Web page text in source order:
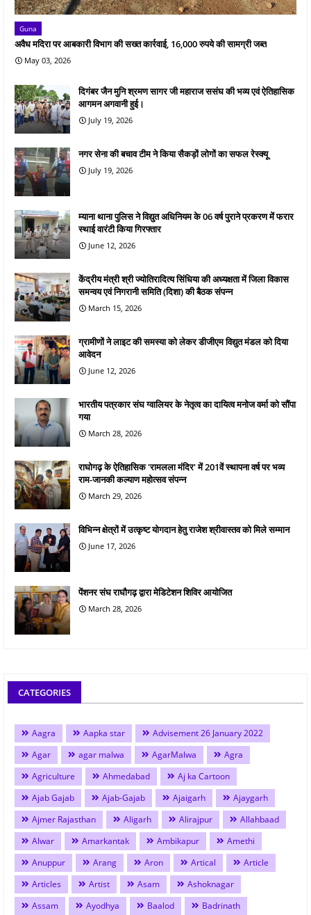
Guna
अवैध मदिरा पर आबकारी विभाग की सख्त कार्रवाई, 16,000 रुपये की सामग्री जब्त
May 03, 2026
दिगंबर जैन मुनि श्रमण सागर जी महाराज ससंघ की भव्य एवं ऐतिहासिक
आगमन अगवानी हुई।
July 19, 2026
नगर सेना की बचाव टीम ने किया सैकड़ों लोगों का सफल रेस्क्यू
July 19, 2026
म्याना थाना पुलिस ने विद्युत अधिनियम के 06 वर्ष पुराने प्रकरण में फरार
स्थाई वारंटी किया गिरफ्तार
June 12, 2026
केंद्रीय मंत्री श्री ज्योतिरादित्य सिंधिया की अध्यक्षता में जिला विकास
समन्वय एवं निगरानी समिति (दिशा) की बैठक संपन्न
March 15, 2026
ग्रामीणों ने लाइट की समस्या को लेकर डीजीएम विद्युत मंडल को दिया
आवेदन
June 12, 2026
भारतीय पत्रकार संघ ग्वालियर के नेतृत्व का दायित्व मनोज वर्मा को सौंपा
गया
March 28, 2026
राघोगढ़ के ऐतिहासिक 'रामलला मंदिर' में 201वें स्थापना वर्ष पर भव्य
राम-जानकी कल्याण महोत्सव संपन्न
March 29, 2026
विभिन्न क्षेत्रों में उत्कृष्ट योगदान हेतु राजेश श्रीवास्तव को मिले सम्मान
June 17, 2026
पेंशनर संघ राघौगढ़ द्वारा मेडिटेशन शिविर आयोजित
March 28, 2026
CATEGORIES
Aagra Aapka star
Advisement 26 January 2022
Agar
agar malwa AgarMalwa
Agra
Agriculture
Ahmedabad
Aj ka Cartoon
Ajab Gajab
Ajab-Gajab Ajaigarh
Ajaygarh
Ajmer Rajasthan
Aligarh Alirajpur
Allahbaad
Alwar
Amarkantak Ambikapur
Amethi
Anuppur
Arang Aron Artical
Article
Articles
Artist Asam
Ashoknagar
Assam
Ayodhya Baalod
Badrinath